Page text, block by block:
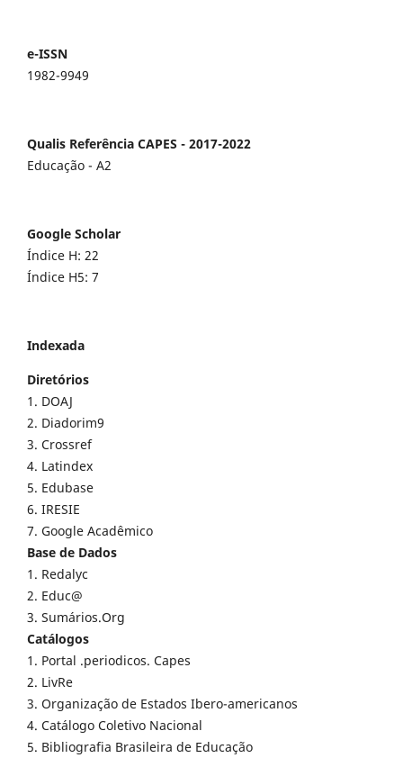
e-ISSN
1982-9949
Qualis Referência CAPES - 2017-2022
Educação - A2
Google Scholar
Índice H: 22
Índice H5: 7
Indexada
Diretórios
1. DOAJ
2. Diadorim9
3. Crossref
4. Latindex
5. Edubase
6. IRESIE
7. Google Acadêmico
Base de Dados
1. Redalyc
2. Educ@
3. Sumários.Org
Catálogos
1. Portal .periodicos. Capes
2. LivRe
3. Organização de Estados Ibero-americanos
4. Catálogo Coletivo Nacional
5. Bibliografia Brasileira de Educação